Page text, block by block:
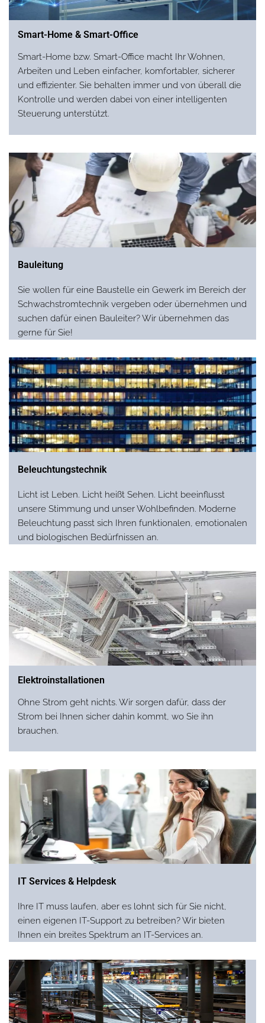
Smart-Home & Smart-Office
Smart-Home bzw. Smart-Office macht Ihr Wohnen,
Arbeiten und Leben einfacher, komfortabler, sicherer
und effizienter. Sie behalten immer und von überall die
Kontrolle und werden dabei von einer intelligenten
Steuerung unterstützt.
Bauleitung
Sie wollen für eine Baustelle ein Gewerk im Bereich der
Schwachstromtechnik vergeben oder übernehmen und
suchen dafür einen Bauleiter? Wir übernehmen das
gerne für Sie!
Beleuchtungstechnik
Licht ist Leben. Licht heißt Sehen. Licht beeinflusst
unsere Stimmung und unser Wohlbefinden. Moderne
Beleuchtung passt sich Ihren funktionalen, emotionalen
und biologischen Bedürfnissen an.
Elektroinstallationen
Ohne Strom geht nichts. Wir sorgen dafür, dass der
Strom bei Ihnen sicher dahin kommt, wo Sie ihn
brauchen.
IT Services & Helpdesk
Ihre IT muss laufen, aber es lohnt sich für Sie nicht,
einen eigenen IT-Support zu betreiben? Wir bieten
Ihnen ein breites Spektrum an IT-Services an.